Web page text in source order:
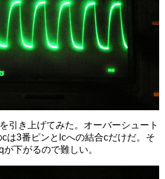
引き上げてみた。オーバーシュート
は3番ピンとlcへの結合cだけだ。そ
下がるので難しい。